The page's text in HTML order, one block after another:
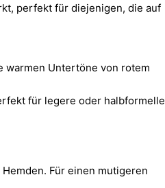
perfekt für diejenigen, die auf
warmen Untertöne von rotem
für legere oder halbformelle
Für einen mutigeren